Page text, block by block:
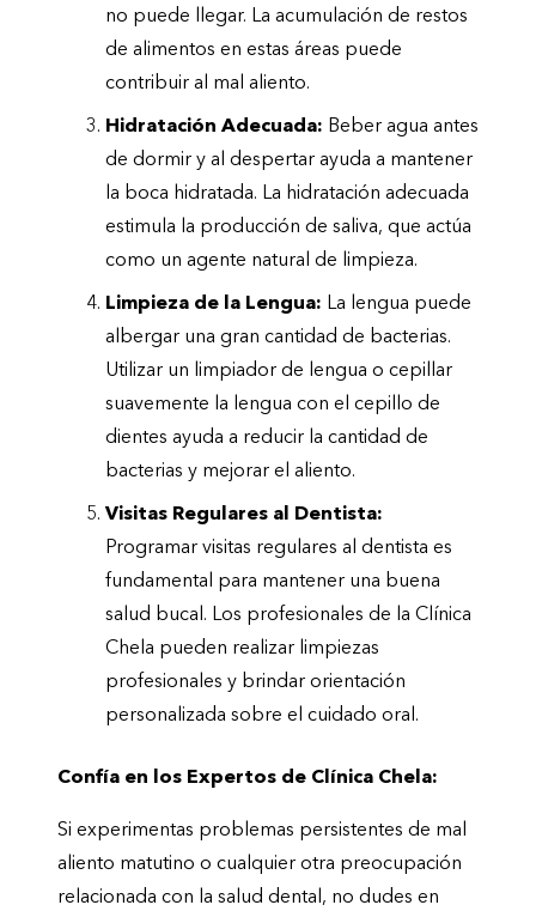
no puede llegar. La acumulación de restos
de alimentos en estas áreas puede
contribuir al mal aliento.
Hidratación Adecuada: Beber agua antes
de dormir y al despertar ayuda a mantener
la boca hidratada. La hidratación adecuada
estimula la producción de saliva, que actúa
como un agente natural de limpieza.
Limpieza de la Lengua: La lengua puede
albergar una gran cantidad de bacterias.
Utilizar un limpiador de lengua o cepillar
suavemente la lengua con el cepillo de
dientes ayuda a reducir la cantidad de
bacterias y mejorar el aliento.
Visitas Regulares al Dentista:
Programar visitas regulares al dentista es
fundamental para mantener una buena
salud bucal. Los profesionales de la Clínica
Chela pueden realizar limpiezas
profesionales y brindar orientación
personalizada sobre el cuidado oral.
Confía en los Expertos de Clínica Chela:
Si experimentas problemas persistentes de mal
aliento matutino o cualquier otra preocupación
relacionada con la salud dental, no dudes en